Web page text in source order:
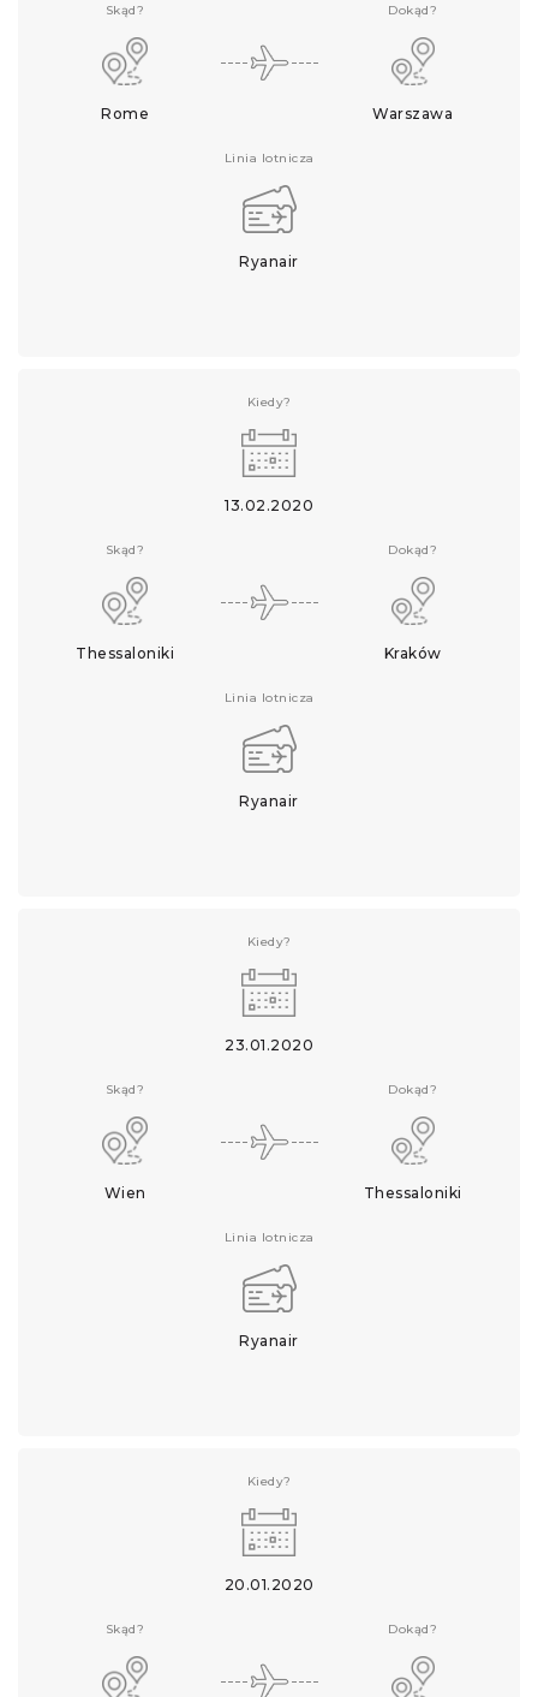
Skąd?
Rome
Dokąd?
Warszawa
Linia lotnicza
Ryanair
Kiedy?
13.02.2020
Skąd?
Thessaloniki
Dokąd?
Kraków
Linia lotnicza
Ryanair
Kiedy?
23.01.2020
Skąd?
Wien
Dokąd?
Thessaloniki
Linia lotnicza
Ryanair
Kiedy?
20.01.2020
Skąd? Dokąd?